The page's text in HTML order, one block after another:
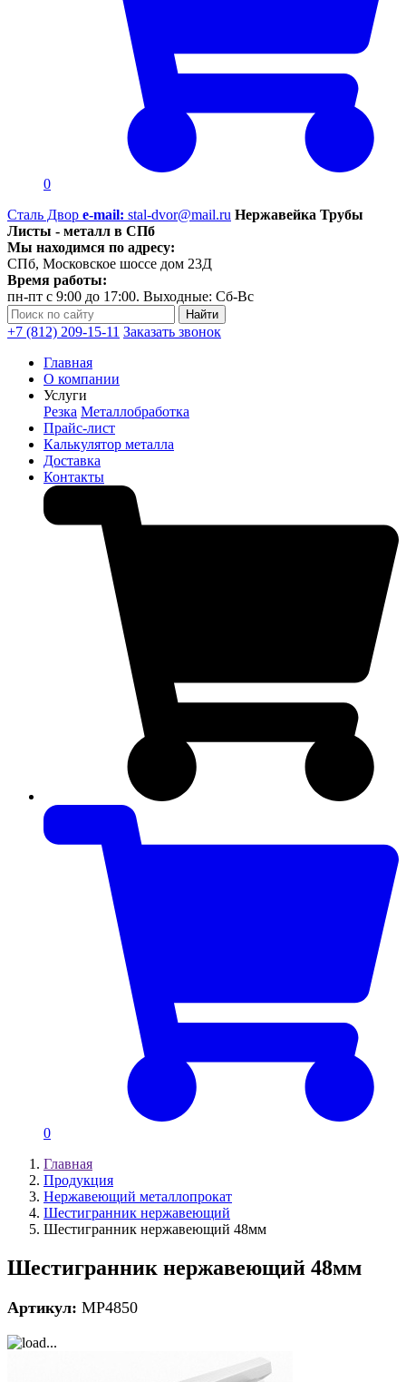
0
Сталь Двор e-mail: stal-dvor@mail.ru Нержавейка Трубы
Листы - металл в СПб
Мы находимся по адресу:
СПб, Московское шоссе дом 23Д
Время работы:
пн-пт с 9:00 до 17:00. Выходные: Сб-Вс
+7 (812) 209-15-11 Заказать звонок
Главная
О компании
Услуги
Резка Металлобработка
Прайс-лист
Калькулятор металла
Доставка
Контакты
0
Главная
Продукция
Нержавеющий металлопрокат
Шестигранник нержавеющий
Шестигранник нержавеющий 48мм
Шестигранник нержавеющий 48мм
Артикул: MP4850